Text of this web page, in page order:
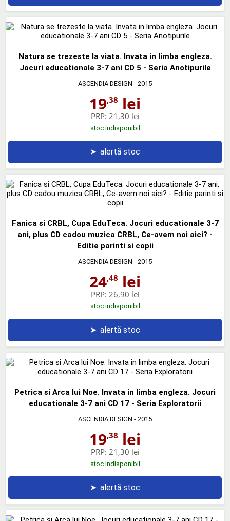
Natura se trezeste la viata. Invata in limba engleza.
Jocuri educationale 3-7 ani CD 5 - Seria Anotipurile
ASCENDIA DESIGN - 2015
19,38 lei
PRP: 21,30 lei
stoc indisponibil
➤ alertă stoc
Fanica si CRBL, Cupa EduTeca. Jocuri educationale 3-7
ani, plus CD cadou muzica CRBL, Ce-avem noi aici? -
Editie parinti si copii
ASCENDIA DESIGN - 2015
24,48 lei
PRP: 26,90 lei
stoc indisponibil
➤ alertă stoc
Petrica si Arca lui Noe. Invata in limba engleza. Jocuri
educationale 3-7 ani CD 17 - Seria Exploratorii
ASCENDIA DESIGN - 2015
19,38 lei
PRP: 21,30 lei
stoc indisponibil
➤ alertă stoc